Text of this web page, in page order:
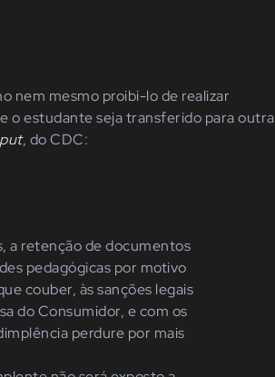
nem mesmo proibi-lo de realizar
o estudante seja transferido para outra
, do CDC:
a retenção de documentos
pedagógicas por motivo
couber, às sanções legais
do Consumidor, e com os
perdure por mais